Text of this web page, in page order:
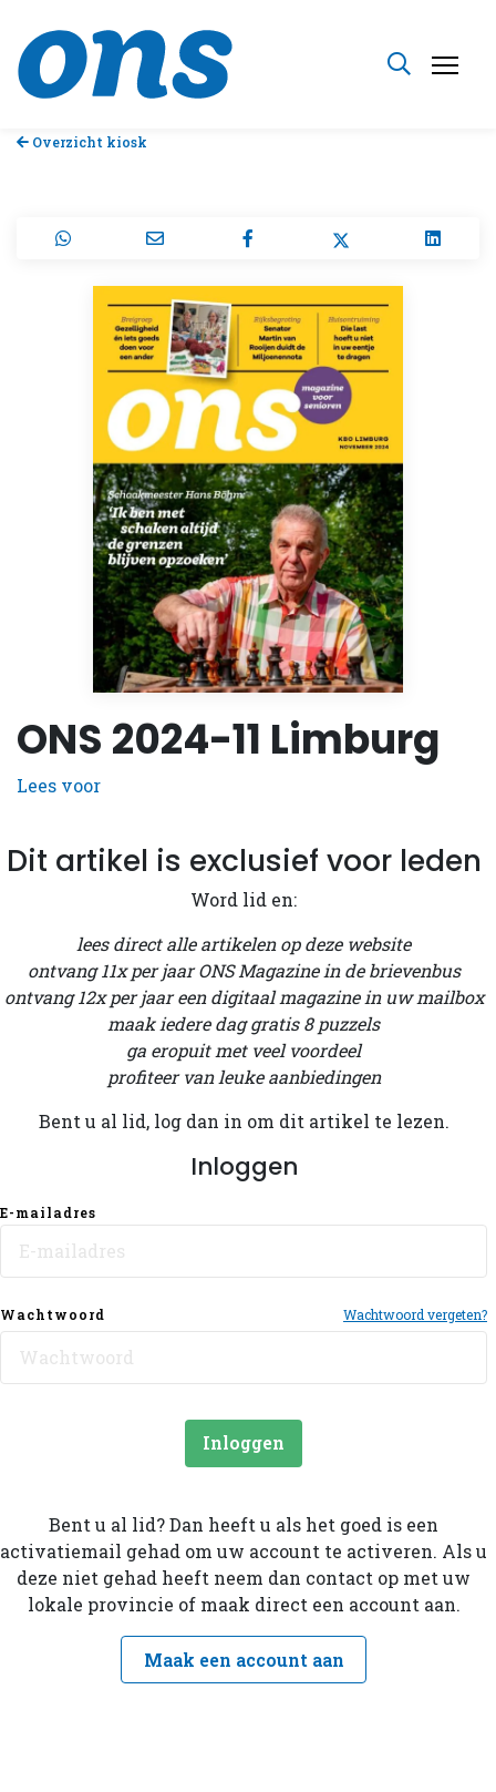
Overzicht kiosk
ONS 2024-11 Limburg
Lees voor
Dit artikel is exclusief voor leden
Word lid en:
lees direct alle artikelen op deze website
ontvang 11x per jaar ONS Magazine in de brievenbus
ontvang 12x per jaar een digitaal magazine in uw mailbox
maak iedere dag gratis 8 puzzels
ga eropuit met veel voordeel
profiteer van leuke aanbiedingen
Bent u al lid, log dan in om dit artikel te lezen.
Inloggen
E-mailadres
Wachtwoord Wachtwoord vergeten?
Inloggen
Bent u al lid? Dan heeft u als het goed is een
activatiemail gehad om uw account te activeren. Als u
deze niet gehad heeft neem dan contact op met uw
lokale provincie of maak direct een account aan.
Maak een account aan